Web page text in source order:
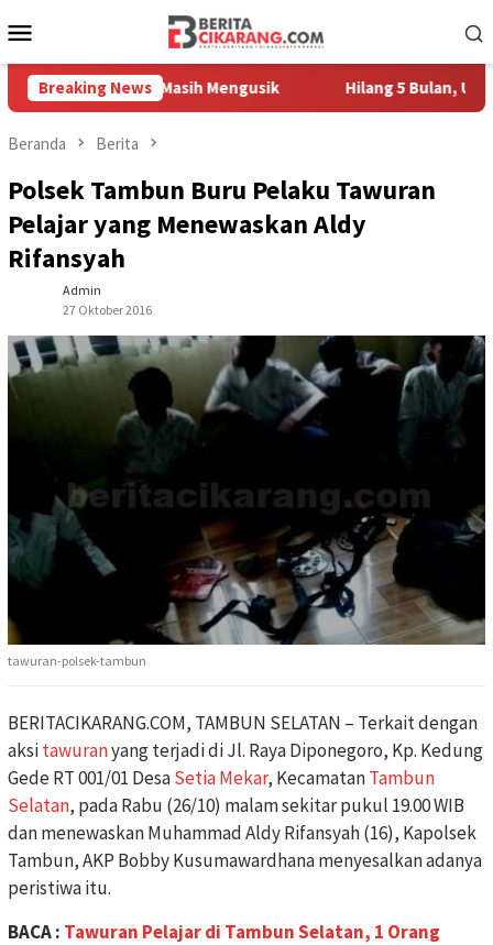
ke
Mobile
Breaking News
Masih Mengusik Hilang 5 Bulan, Ustadz
Beranda Berita
Polsek Tambun Buru Pelaku Tawuran
Pelajar yang Menewaskan Aldy
Rifansyah
Admin
27 Oktober 2016
tawuran-polsek-tambun
BERITACIKARANG.COM, TAMBUN SELATAN – Terkait dengan
aksitawuranyang terjadi di Jl. Raya Diponegoro, Kp. Kedung
Gede RT 001/01 DesaSetia Mekar, KecamatanTambun
Selatan, pada Rabu (26/10) malam sekitar pukul 19.00 WIB
dan menewaskan Muhammad Aldy Rifansyah (16), Kapolsek
Tambun, AKP Bobby Kusumawardhana menyesalkan adanya
peristiwa itu.
BACA : Tawuran Pelajar di Tambun Selatan, 1 Orang